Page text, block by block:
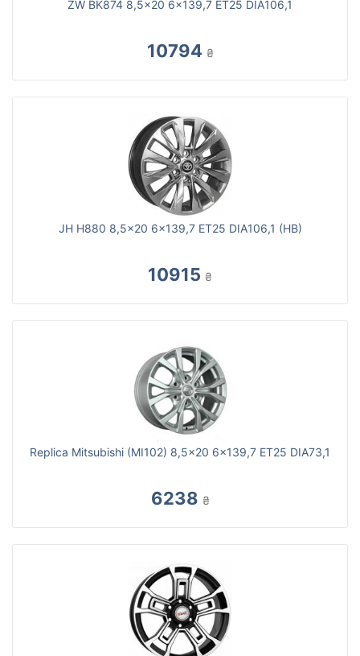
ZW BK874 8,5x20 6x139,7 ET25 DIA106,1
10794 ₴
JH H880 8,5x20 6x139,7 ET25 DIA106,1 (HB)
10915 ₴
Replica Mitsubishi (MI102) 8,5x20 6x139,7 ET25 DIA73,1
6238 ₴